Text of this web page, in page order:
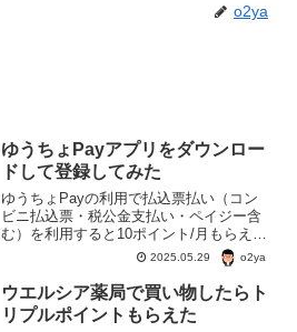
o2ya
ゆうちょPayアプリをダウンロー
ドして登録してみた
ゆうちょPayの利用で払込票払い（コン
ビニ払込票・税公金支払い・ペイジー含
む）を利用すると10ポイント/月もらえる
「ゆうちょPayポイントプログラム」を
目当てに、ゆうちょPayアプリをダウン
ロードしてインストールしてみた。
2025.05.29 o2ya
ウエルシア薬局で買い物したらト
リプルポイントもらえた